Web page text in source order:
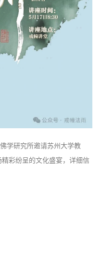
学研究所邀请苏州大学教
彩纷呈的文化盛宴，详细信